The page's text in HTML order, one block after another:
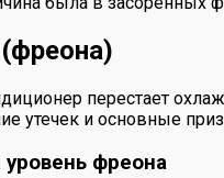
перестает
утечек и основные
уровень фреона